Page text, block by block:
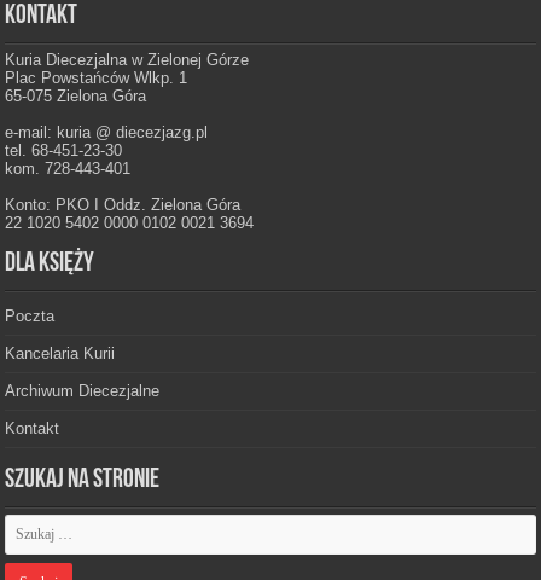
Kontakt
Kuria Diecezjalna w Zielonej Górze
Plac Powstańców Wlkp. 1
65-075 Zielona Góra
e-mail: kuria @ diecezjazg.pl
tel. 68-451-23-30
kom. 728-443-401
Konto: PKO I Oddz. Zielona Góra
22 1020 5402 0000 0102 0021 3694
Dla księży
Poczta
Kancelaria Kurii
Archiwum Diecezjalne
Kontakt
Szukaj na stronie